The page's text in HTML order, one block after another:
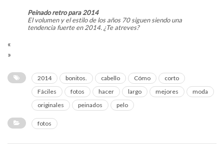
Peinado retro para 2014
El volumen y el estilo de los años 70 siguen siendo una
tendencia fuerte en 2014. ¿Te atreves?
«
»
2014 bonitos. cabello Cómo
corto
Fáciles
fotos hacer largo mejores
moda
originales
peinados pelo
fotos